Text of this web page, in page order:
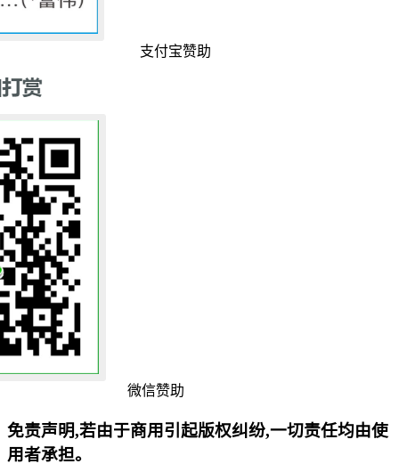
支付宝赞助
微信赞助
免责声明,若由于商用引起版权纠纷,一切责任均由使
用者承担。